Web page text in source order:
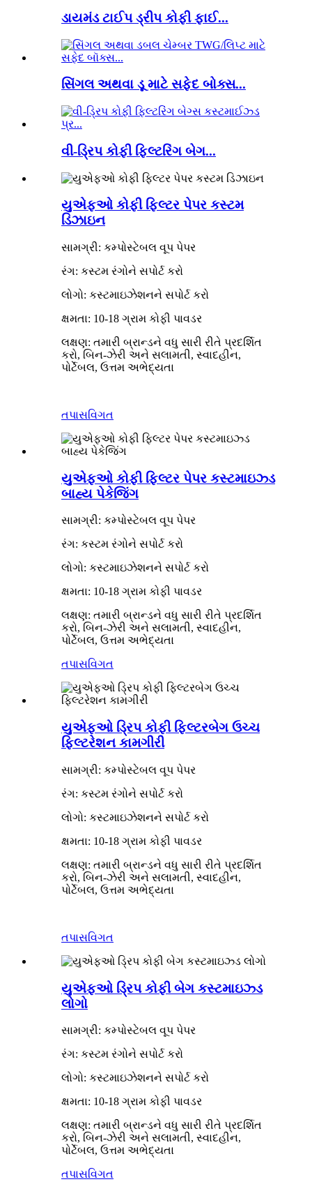
ડાયમંડ ટાઈપ ડ્રીપ કોફી ફાઈ...
સિંગલ અથવા ડૂ માટે સફેદ બોક્સ...
વી-ડ્રિપ કોફી ફિલ્ટરિંગ બેગ...
યુએફઓ કોફી ફિલ્ટર પેપર કસ્ટમ
ડિઝાઇન
સામગ્રી: કમ્પોસ્ટેબલ વૂપ પેપર
રંગ: કસ્ટમ રંગોને સપોર્ટ કરો
લોગો: કસ્ટમાઇઝેશનને સપોર્ટ કરો
ક્ષમતા: 10-18 ગ્રામ કોફી પાવડર
લક્ષણ: તમારી બ્રાન્ડને વધુ સારી રીતે પ્રદર્શિત
કરો, બિન-ઝેરી અને સલામતી, સ્વાદહીન,
પોર્ટેબલ, ઉત્તમ અભેદ્યતા
તપાસવિગત
યુએફઓ કોફી ફિલ્ટર પેપર કસ્ટમાઇઝ્ડ
બાહ્ય પેકેજિંગ
સામગ્રી: કમ્પોસ્ટેબલ વૂપ પેપર
રંગ: કસ્ટમ રંગોને સપોર્ટ કરો
લોગો: કસ્ટમાઇઝેશનને સપોર્ટ કરો
ક્ષમતા: 10-18 ગ્રામ કોફી પાવડર
લક્ષણ: તમારી બ્રાન્ડને વધુ સારી રીતે પ્રદર્શિત
કરો, બિન-ઝેરી અને સલામતી, સ્વાદહીન,
પોર્ટેબલ, ઉત્તમ અભેદ્યતા
તપાસવિગત
યુએફઓ ડ્રિપ કોફી ફિલ્ટરબેગ ઉચ્ચ
ફિલ્ટરેશન કામગીરી
સામગ્રી: કમ્પોસ્ટેબલ વૂપ પેપર
રંગ: કસ્ટમ રંગોને સપોર્ટ કરો
લોગો: કસ્ટમાઇઝેશનને સપોર્ટ કરો
ક્ષમતા: 10-18 ગ્રામ કોફી પાવડર
લક્ષણ: તમારી બ્રાન્ડને વધુ સારી રીતે પ્રદર્શિત
કરો, બિન-ઝેરી અને સલામતી, સ્વાદહીન,
પોર્ટેબલ, ઉત્તમ અભેદ્યતા
તપાસવિગત
યુએફઓ ડ્રિપ કોફી બેગ કસ્ટમાઇઝ્ડ
લોગો
સામગ્રી: કમ્પોસ્ટેબલ વૂપ પેપર
રંગ: કસ્ટમ રંગોને સપોર્ટ કરો
લોગો: કસ્ટમાઇઝેશનને સપોર્ટ કરો
ક્ષમતા: 10-18 ગ્રામ કોફી પાવડર
લક્ષણ: તમારી બ્રાન્ડને વધુ સારી રીતે પ્રદર્શિત
કરો, બિન-ઝેરી અને સલામતી, સ્વાદહીન,
પોર્ટેબલ, ઉત્તમ અભેદ્યતા
તપાસવિગત